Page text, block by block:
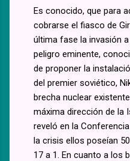
Es conocido, que para
cobrarse el fiasco de
última fase la invasión
peligro eminente,
de proponer la
del premier soviético,
brecha nuclear
máxima dirección de la
reveló en la
la crisis ellos poseían
17 a 1. En cuanto a los